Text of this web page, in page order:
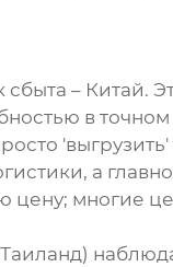
– Китай.
в точном
'выгрузить'
а
цену; многие